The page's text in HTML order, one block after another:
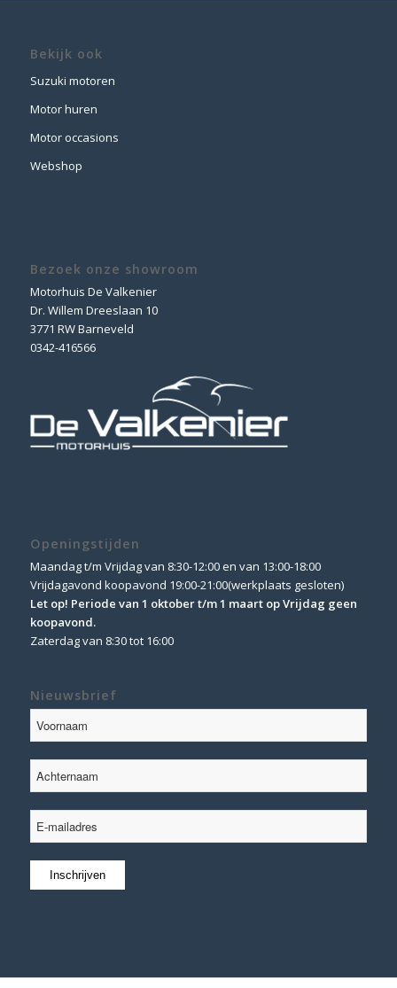
Bekijk ook
Suzuki motoren
Motor huren
Motor occasions
Webshop
Bezoek onze showroom
Motorhuis De Valkenier
Dr. Willem Dreeslaan 10
3771 RW Barneveld
0342-416566
Openingstijden
Maandag t/m Vrijdag van 8:30-12:00 en van 13:00-18:00
Vrijdagavond koopavond 19:00-21:00(werkplaats gesloten)
Let op! Periode van 1 oktober t/m 1 maart op Vrijdag geen
koopavond.
Zaterdag van 8:30 tot 16:00
Nieuwsbrief